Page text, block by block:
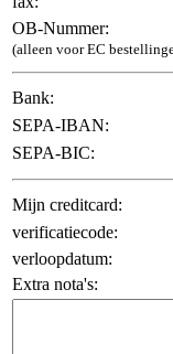
OB-Nummer:
(alleen voor EC
Bank:
SEPA-IBAN:
SEPA-BIC:
Mijn creditcard:
verificatiecode:
verloopdatum:
Extra nota's: